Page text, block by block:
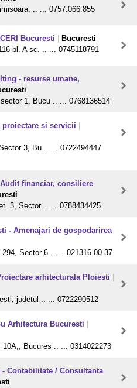
.. ... 0757.066.855
Bucuresti
Bucuresti
bl. A sc. .. ... 0745118791
- resurse umane,
1, Bucu .. ... 0768136514
si servicii
3, Bu .. ... 0722494447
financiar, consiliere
3, Sector .. ... 0788434425
- Amenajari de gospodarirea
Sector 6 .. ... 021316 00 37
arhitecturala Ploiesti
judetul .. ... 0722290512
Arhitectura Bucuresti
10A,, Bucures .. ... 0314022273
Contabilitate / Consultanta